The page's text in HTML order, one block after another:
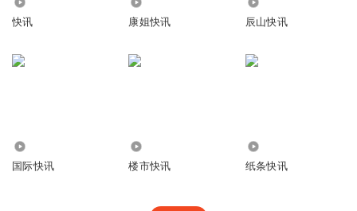
快讯 康姐快讯 辰山快讯
国际快讯 楼市快讯 纸条快讯